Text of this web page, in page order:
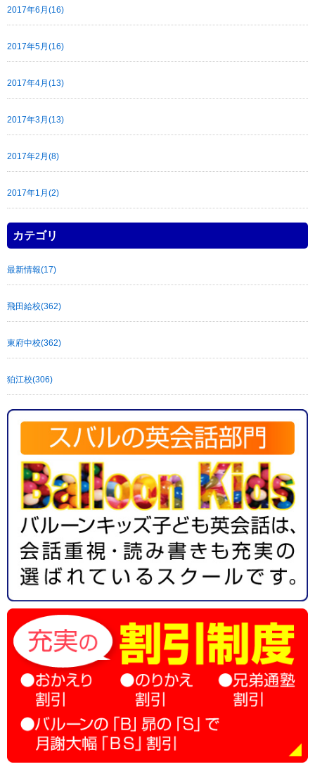
2017年6月(16)
2017年5月(16)
2017年4月(13)
2017年3月(13)
2017年2月(8)
2017年1月(2)
カテゴリ
最新情報(17)
飛田給校(362)
東府中校(362)
狛江校(306)